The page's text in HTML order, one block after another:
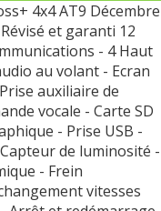
4x4 AT9 Décembre
et garanti 12
- 4 Haut
au volant - Ecran
auxiliaire de
vocale - Carte SD
- Prise USB -
de luminosité -
- Frein
vitesses